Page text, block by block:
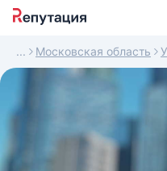
Московская область